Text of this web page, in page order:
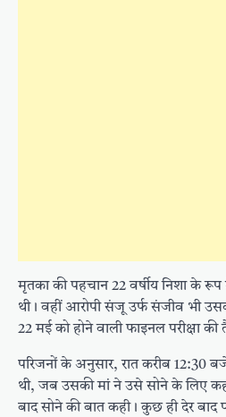
मृतका की पहचान 22 वर्षीय निशा के रूप
थी। वहीं आरोपी संजू उर्फ संजीव भी
22 मई को होने वाली फाइनल परीक्षा की
परिजनों के अनुसार, रात करीब 12:30
थी, जब उसकी मां ने उसे सोने के लिए
बाद सोने की बात कही। कुछ ही देर बाद